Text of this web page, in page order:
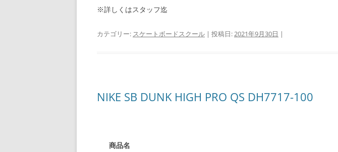
※詳しくはスタッフ迄
カテゴリー: スケートボードスクール | 投稿日:2021年9月30日 |
NIKE SB DUNK HIGH PRO QS DH7717-100
商品名